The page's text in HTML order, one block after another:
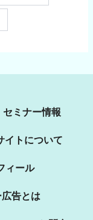
セミナー情報
イトについて
ィール
告とは